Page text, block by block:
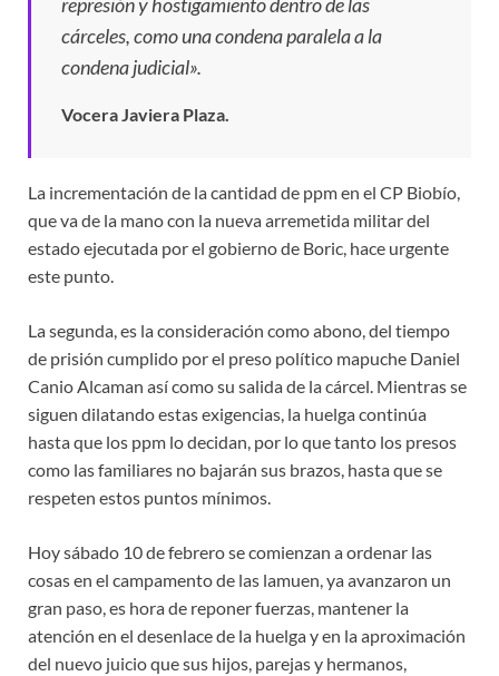
cárceles, como una condena paralela a la
condena judicial».
Vocera Javiera Plaza.
La incrementación de la cantidad de ppm en el CP Biobío,
que va de la mano con la nueva arremetida militar del
estado ejecutada por el gobierno de Boric, hace urgente
este punto.
La segunda, es la consideración como abono, del tiempo
de prisión cumplido por el preso político mapuche Daniel
Canio Alcaman así como su salida de la cárcel. Mientras se
siguen dilatando estas exigencias, la huelga continúa
hasta que los ppm lo decidan, por lo que tanto los presos
como las familiares no bajarán sus brazos, hasta que se
respeten estos puntos mínimos.
Hoy sábado 10 de febrero se comienzan a ordenar las
cosas en el campamento de las lamuen, ya avanzaron un
gran paso, es hora de reponer fuerzas, mantener la
atención en el desenlace de la huelga y en la aproximación
del nuevo juicio que sus hijos, parejas y hermanos,